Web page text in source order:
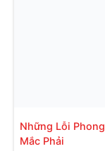
Những Lỗi
Mắc Phải